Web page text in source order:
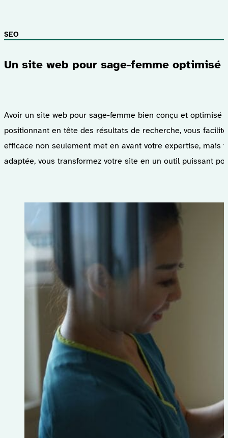
Un site web pour sage-femme
SEO
Avoir un site web pour sage-femme bien conçu et optimisé
positionnant en tête des résultats de recherche, vous
efficace non seulement met en avant votre expertise, mais
adaptée, vous transformez votre site en un outil puissant